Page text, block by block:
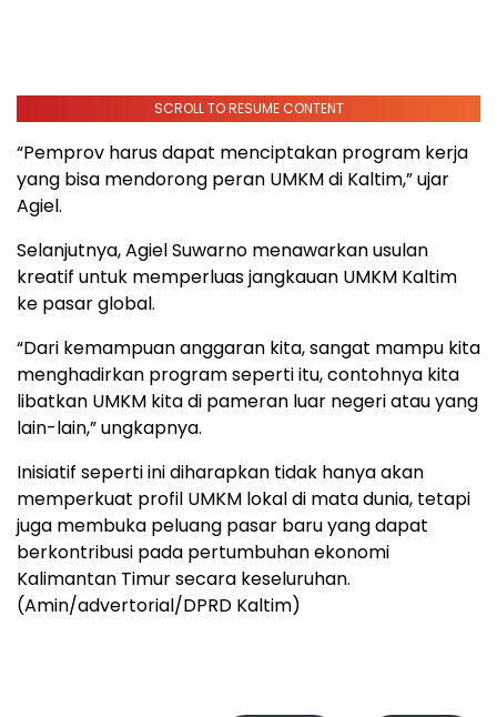
SCROLL TO RESUME CONTENT
“Pemprov harus dapat menciptakan program kerja
yang bisa mendorong peran UMKM di Kaltim,” ujar
Agiel.
Selanjutnya, Agiel Suwarno menawarkan usulan
kreatif untuk memperluas jangkauan UMKM Kaltim
ke pasar global.
“Dari kemampuan anggaran kita, sangat mampu kita
menghadirkan program seperti itu, contohnya kita
libatkan UMKM kita di pameran luar negeri atau yang
lain-lain,” ungkapnya.
Inisiatif seperti ini diharapkan tidak hanya akan
memperkuat profil UMKM lokal di mata dunia, tetapi
juga membuka peluang pasar baru yang dapat
berkontribusi pada pertumbuhan ekonomi
Kalimantan Timur secara keseluruhan.
(Amin/advertorial/DPRD Kaltim)